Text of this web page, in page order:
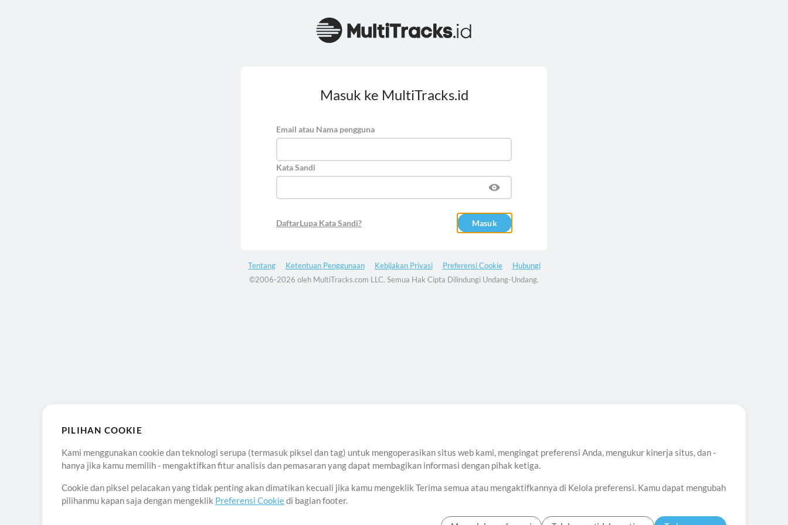
PILIHAN COOKIE
Kami menggunakan cookie dan teknologi serupa (termasuk piksel dan tag) untuk mengoperasikan situs web kami, mengingat preferensi Anda, mengukur kinerja situs, dan -
hanya jika kamu memilih - mengaktifkan fitur analisis dan pemasaran yang dapat membagikan informasi dengan pihak ketiga.
Cookie dan piksel pelacakan yang tidak penting akan dimatikan kecuali jika kamu mengeklik Terima semua atau mengaktifkannya di Kelola preferensi. Kamu dapat mengubah
pilihanmu kapan saja dengan mengeklik Preferensi Cookiedi bagian footer.
Masuk ke MultiTracks.id
Email atau Nama pengguna
Kata Sandi
DaftarLupa Kata Sandi? Masuk
Tentang Ketentuan Penggunaan Kebijakan Privasi Preferensi Cookie
Hubungi
©2006-2026 oleh MultiTracks.com LLC. Semua Hak Cipta Dilindungi Undang-Undang.